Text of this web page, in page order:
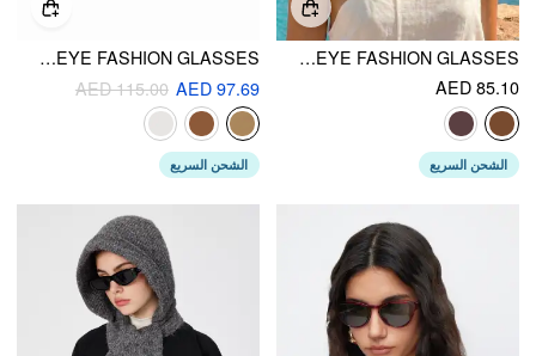
CAT-EYE FASHION GLASSES
AED 85.10
الشحن السريع
CAT-EYE FASHION GLASSES
AED 97.69
AED 115.00
الشحن السريع